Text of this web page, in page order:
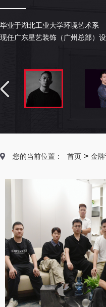
广州总部C6组设计总监
艺术设计系毕业，进修广州美术学
学士学位 研修于清华大学美术学
国家中级职称，广州市优秀室内
毕业于南昌大学艺术学院设计艺术
本科学历，学士学位。
•注册高级室内设计师 •星艺装饰
高级室内设计师
国家注册室内设计师（高级工国家
毕业于广州工程学院 室内设计师
星艺总部 副总设计兼设计总监；
多次游学法国，德国，奥地利，
毕业于湖北工业大学环境艺术系
现任广东星艺装饰（广州总部）
您的当前位置： 首页 > 金